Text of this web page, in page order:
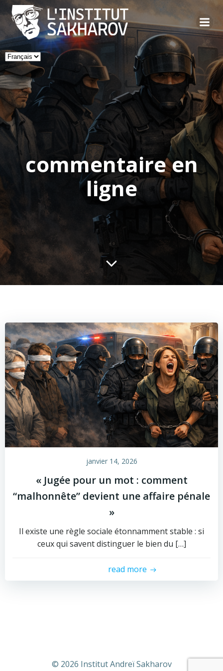
Skip
to
content
Choisir
une
langue
commentaire en
ligne
janvier 14, 2026
« Jugée pour un mot : comment
“malhonnête” devient une affaire pénale
»
Il existe une règle sociale étonnamment stable : si
ceux qui savent distinguer le bien du […]
read more
© 2026 Institut Andreï Sakharov